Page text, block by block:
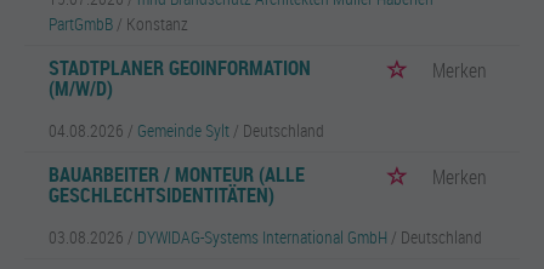
PartGmbB / Konstanz
STADTPLANER GEOINFORMATION
(M/W/D)
Merken
04.08.2026 / Gemeinde Sylt / Deutschland
BAUARBEITER / MONTEUR (ALLE
GESCHLECHTSIDENTITÄTEN)
Merken
03.08.2026 / DYWIDAG-Systems International GmbH / Deutschland